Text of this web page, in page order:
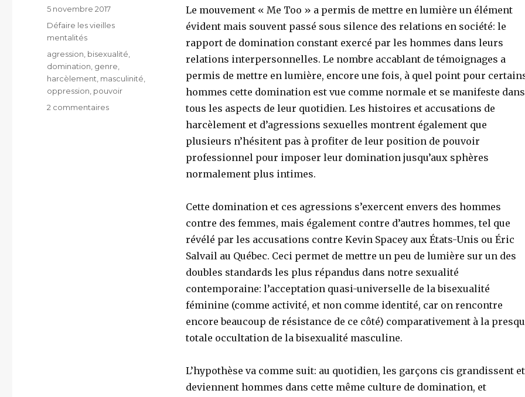
Le mouvement « Me Too » a permis de mettre en lumière un élément
évident mais souvent passé sous silence des relations en société: le
rapport de domination constant exercé par les hommes dans leurs
relations interpersonnelles. Le nombre accablant de témoignages a
permis de mettre en lumière, encore une fois, à quel point pour
hommes cette domination est vue comme normale et se manifeste dans
tous les aspects de leur quotidien. Les histoires et accusations de
harcèlement et d’agressions sexuelles montrent également que
plusieurs n’hésitent pas à profiter de leur position de pouvoir
professionnel pour imposer leur domination jusqu’aux sphères
normalement plus intimes.
Cette domination et ces agressions s’exercent envers des hommes
contre des femmes, mais également contre d’autres hommes, tel que
révélé par les accusations contre Kevin Spacey aux États-Unis ou Éric
Salvail au Québec. Ceci permet de mettre un peu de lumière sur un des
doubles standards les plus répandus dans notre sexualité
contemporaine: l’acceptation quasi-universelle de la bisexualité
féminine (comme activité, et non comme identité, car on rencontre
encore beaucoup de résistance de ce côté) comparativement à la
totale occultation de la bisexualité masculine.
L’hypothèse va comme suit: au quotidien, les garçons cis grandissent et
deviennent hommes dans cette même culture de domination, et
Publié
5 novembre 2017
Catégories
Défaire les vieilles
mentalités
Étiquettes
agression bisexualité
domination genre
harcèlement masculinité
oppression pouvoir
2 commentairessur